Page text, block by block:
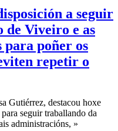
a seguir
de Viveiro e as
para poñer os
repetir o
Gutiérrez, destacou hoxe
seguir traballando da
administracións, »